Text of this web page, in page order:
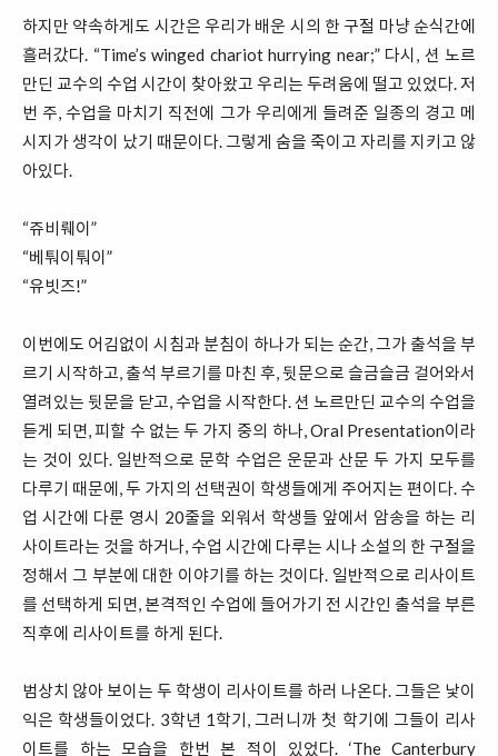
하지만 약속하게도 시간은 우리가 배운 시의 한 구절 마냥 순식간에
흘러갔다. “Time’s winged chariot hurrying near;” 다시, 션 노르
만딘 교수의 수업 시간이 찾아왔고 우리는 두려움에 떨고 있었다. 저
번 주, 수업을 마치기 직전에 그가 우리에게 들려준 일종의 경고 메
시지가 생각이 났기 때문이다. 그렇게 숨을 죽이고 자리를 지키고 않
아있다.
“쥬비뤠이”
“베퉈이퉈이”
“유빗즈!”
이번에도 어김없이 시침과 분침이 하나가 되는 순간, 그가 출석을 부
르기 시작하고, 출석 부르기를 마친 후, 뒷문으로 슬금슬금 걸어와서
열려있는 뒷문을 닫고, 수업을 시작한다. 션 노르만딘 교수의 수업을
듣게 되면, 피할 수 없는 두 가지 중의 하나, Oral Presentation이라
는 것이 있다. 일반적으로 문학 수업은 운문과 산문 두 가지 모두를
다루기 때문에, 두 가지의 선택권이 학생들에게 주어지는 편이다. 수
업 시간에 다룬 영시 20줄을 외워서 학생들 앞에서 암송을 하는 리
사이트라는 것을 하거나, 수업 시간에 다루는 시나 소설의 한 구절을
정해서 그 부분에 대한 이야기를 하는 것이다. 일반적으로 리사이트
를 선택하게 되면, 본격적인 수업에 들어가기 전 시간인 출석을 부른
직후에 리사이트를 하게 된다.
범상치 않아 보이는 두 학생이 리사이트를 하러 나온다. 그들은 낯이
익은 학생들이었다. 3학년 1학기, 그러니까 첫 학기에 그들이 리사
이트를 하는 모습을 한번 본 적이 있었다. ‘The Canterbury